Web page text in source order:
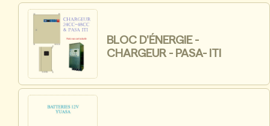
BLOC D'ÉNERGIE -
CHARGEUR - PASA- ITI